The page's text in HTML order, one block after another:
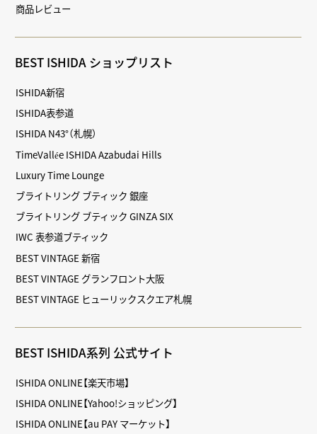
商品レビュー
BEST ISHIDA ショップリスト
ISHIDA新宿
ISHIDA表参道
ISHIDA N43°（札幌）
TimeVallée ISHIDA Azabudai Hills
Luxury Time Lounge
ブライトリング ブティック 銀座
ブライトリング ブティック GINZA SIX
IWC 表参道ブティック
BEST VINTAGE 新宿
BEST VINTAGE グランフロント大阪
BEST VINTAGE ヒューリックスクエア札幌
BEST ISHIDA系列 公式サイト
ISHIDA ONLINE【楽天市場】
ISHIDA ONLINE【Yahoo!ショッピング】
ISHIDA ONLINE【au PAY マーケット】